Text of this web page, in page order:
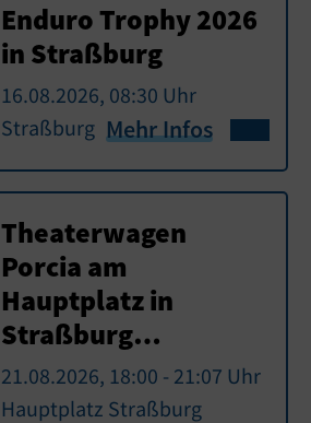
Enduro Trophy 2026
in Straßburg
16.08.2026, 08:30 Uhr
Straßburg Mehr Infos
Theaterwagen
Porcia am
Hauptplatz in
Straßburg…
21.08.2026, 18:00 - 21:07 Uhr
Hauptplatz Straßburg